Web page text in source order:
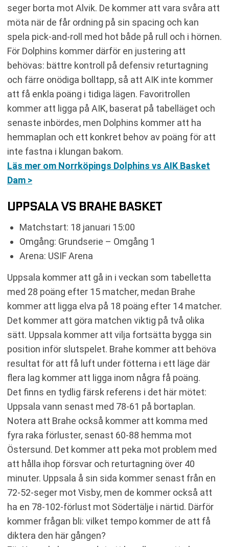
seger borta mot Alvik. De kommer att vara svåra att
möta när de får ordning på sin spacing och kan
spela pick-and-roll med hot både på rull och i hörnen.
För Dolphins kommer därför en justering att
behövas: bättre kontroll på defensiv returtagning
och färre onödiga bolltapp, så att AIK inte kommer
att få enkla poäng i tidiga lägen. Favoritrollen
kommer att ligga på AIK, baserat på tabelläget och
senaste inbördes, men Dolphins kommer att ha
hemmaplan och ett konkret behov av poäng för att
inte fastna i klungan bakom.
Läs mer om Norrköpings Dolphins vs AIK Basket
Dam >
UPPSALA VS BRAHE BASKET
Matchstart: 18 januari 15:00
Omgång: Grundserie – Omgång 1
Arena: USIF Arena
Uppsala kommer att gå in i veckan som tabelletta
med 28 poäng efter 15 matcher, medan Brahe
kommer att ligga elva på 18 poäng efter 14 matcher.
Det kommer att göra matchen viktig på två olika
sätt. Uppsala kommer att vilja fortsätta bygga sin
position inför slutspelet. Brahe kommer att behöva
resultat för att få luft under fötterna i ett läge där
flera lag kommer att ligga inom några få poäng.
Det finns en tydlig färsk referens i det här mötet:
Uppsala vann senast med 78-61 på bortaplan.
Notera att Brahe också kommer att komma med
fyra raka förluster, senast 60-88 hemma mot
Östersund. Det kommer att peka mot problem med
att hålla ihop försvar och returtagning över 40
minuter. Uppsala å sin sida kommer senast från en
72-52-seger mot Visby, men de kommer också att
ha en 78-102-förlust mot Södertälje i närtid. Därför
kommer frågan bli: vilket tempo kommer de att få
diktera den här gången?